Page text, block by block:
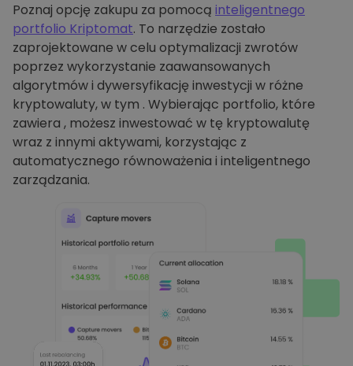
Poznaj opcję zakupu za pomocą inteligentnego
portfolio Kriptomat. To narzędzie zostało
zaprojektowane w celu optymalizacji zwrotów
poprzez wykorzystanie zaawansowanych
algorytmów i dywersyfikację inwestycji w różne
kryptowaluty, w tym . Wybierając portfolio, które
zawiera , możesz inwestować w tę kryptowalutę
wraz z innymi aktywami, korzystając z
automatycznego równoważenia i inteligentnego
zarządzania.